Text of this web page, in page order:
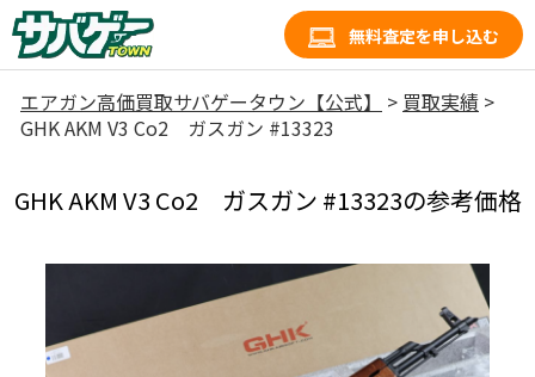
無料査定を申し込む
エアガン高価買取サバゲータウン【公式】 > 買取実績 >
GHK AKM V3 Co2 ガスガン #13323
GHK AKM V3 Co2 ガスガン #13323の参考価格